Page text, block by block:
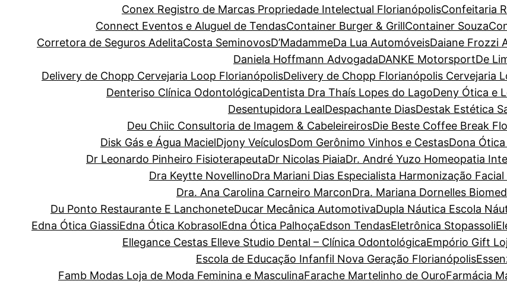
Conex Registro de Marcas Propriedade Intelectual FlorianópolisConfeitaria
Connect Eventos e Aluguel de TendasContainer Burger & GrillContainer Souza
Corretora de Seguros AdelitaCosta SeminovosD’MadammeDa Lua AutomóveisDaiane Frozzi
Daniela Hoffmann AdvogadaDANKE MotorsportDe
Delivery de Chopp Cervejaria Loop FlorianópolisDelivery de Chopp Florianópolis Cervejaria
Denteriso Clínica OdontológicaDentista Dra Thaís Lopes do LagoDeny Ótica e
Desentupidora LealDespachante DiasDestak Estética
Deu Chiic Consultoria de Imagem & CabeleireirosDie Beste Coffee Break
Disk Gás e Água MacielDjony VeículosDom Gerônimo Vinhos e CestasDona
Dr Leonardo Pinheiro FisioterapeutaDr Nicolas PiaiaDr. André Yuzo Homeopatia
Dra Keytte NovellinoDra Mariani Dias Especialista Harmonização
Dra. Ana Carolina Carneiro MarconDra. Mariana Dornelles
Du Ponto Restaurante E LanchoneteDucar Mecânica AutomotivaDupla Náutica Escola
Edna Ótica GiassiEdna Ótica KobrasolEdna Ótica PalhoçaEdson TendasEletrônica Stopassoli
Ellegance Cestas Elleve Studio Dental – Clínica OdontológicaEmpório Gift
Escola de Educação Infanfil Nova Geração Florianópolis
Famb Modas Loja de Moda Feminina e MasculinaFarache Martelinho de OuroFarmácia